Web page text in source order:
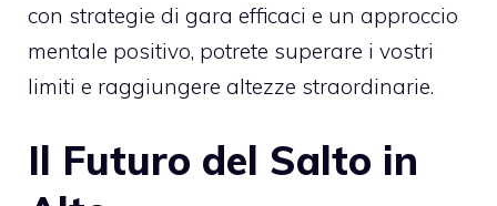
con strategie di gara efficaci e un approccio
mentale positivo, potrete superare i vostri
limiti e raggiungere altezze straordinarie.
Il Futuro del Salto in